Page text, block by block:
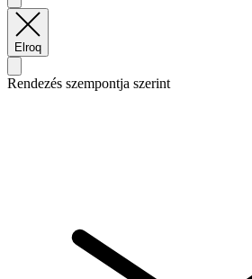
Elroq
Rendezés szempontja szerint